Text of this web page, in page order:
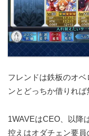
フレンドは鉄板のオ
ンとどっちか借りれば
1WAVEはCEO、以降
控えはオダチェン要